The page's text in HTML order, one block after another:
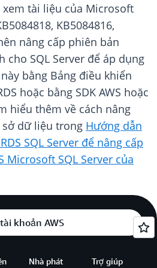
xem tài liệu của Microsoft
KB5084816,
nâng cấp phiên bản
cho SQL Server để áp dụng
bằng Bảng điều khiển
hoặc bằng SDK AWS hoặc
hiểu thêm về cách nâng
dữ liệu trong Hướng dẫn
SQL Server để nâng cấp
Microsoft SQL Server của
khoản AWS
Nhà phát
Trợ giúp